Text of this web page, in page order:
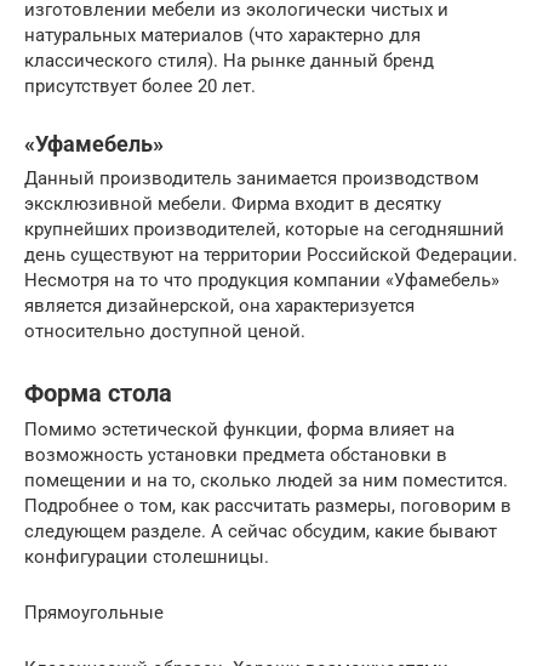
изготовлении мебели из экологически чистых и
натуральных материалов (что характерно для
классического стиля). На рынке данный бренд
присутствует более 20 лет.
«Уфамебель»
Данный производитель занимается производством
эксклюзивной мебели. Фирма входит в десятку
крупнейших производителей, которые на сегодняшний
день существуют на территории Российской Федерации.
Несмотря на то что продукция компании «Уфамебель»
является дизайнерской, она характеризуется
относительно доступной ценой.
Форма стола
Помимо эстетической функции, форма влияет на
возможность установки предмета обстановки в
помещении и на то, сколько людей за ним поместится.
Подробнее о том, как рассчитать размеры, поговорим в
следующем разделе. А сейчас обсудим, какие бывают
конфигурации столешницы.
Прямоугольные